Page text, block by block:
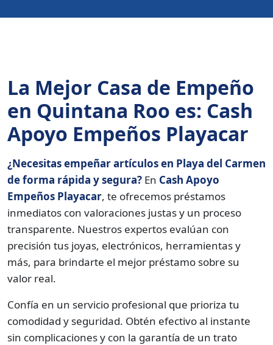
La Mejor Casa de Empeño
en Quintana Roo es: Cash
Apoyo Empeños Playacar
¿Necesitas empeñar artículos en Playa del Carmen
de forma rápida y segura? En Cash Apoyo
Empeños Playacar, te ofrecemos préstamos
inmediatos con valoraciones justas y un proceso
transparente. Nuestros expertos evalúan con
precisión tus joyas, electrónicos, herramientas y
más, para brindarte el mejor préstamo sobre su
valor real.
Confía en un servicio profesional que prioriza tu
comodidad y seguridad. Obtén efectivo al instante
sin complicaciones y con la garantía de un trato